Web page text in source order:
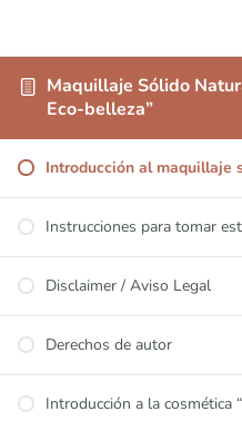
Maquillaje Sólido
Eco-belleza”
Introducción al maquillaje
Instrucciones para tomar
Disclaimer / Aviso Legal
Derechos de autor
Introducción a la cosmética